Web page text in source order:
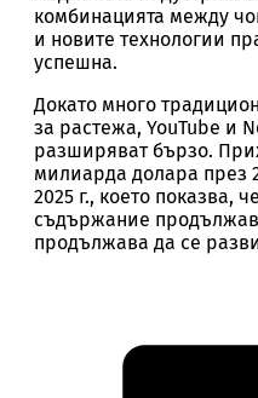
комбинацията между
и новите технологии
успешна.
Докато много
за растежа, YouTube и
разширяват бързо.
милиарда долара през
2025 г., което показва,
съдържание
продължава да се